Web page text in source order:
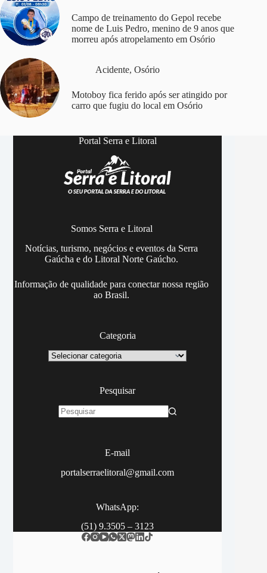
Campo de treinamento do Gepol recebe
nome de Luis Pedro, menino de 9 anos que
morreu após atropelamento em Osório
Acidente, Osório
Motoboy fica ferido após ser atingido por
carro que fugiu do local em Osório
Portal Serra e Litoral
Somos Serra e Litoral
Notícias, turismo, negócios e eventos da Serra
Gaúcha e do Litoral Norte Gaúcho.
Informação de qualidade para conectar nossa região
ao Brasil.
Categoria
Categoria
Pesquisar
E-mail
portalserraelitoral@gmail.com
WhatsApp:
(51) 9.3505 – 3123